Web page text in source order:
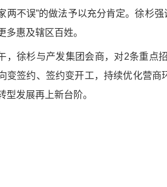
两不误”的做法予以充分肯定。徐杉
多惠及辖区百姓。
，徐杉与产发集团会商，对2条重点
变签约、签约变开工，持续优化营
型发展再上新台阶。